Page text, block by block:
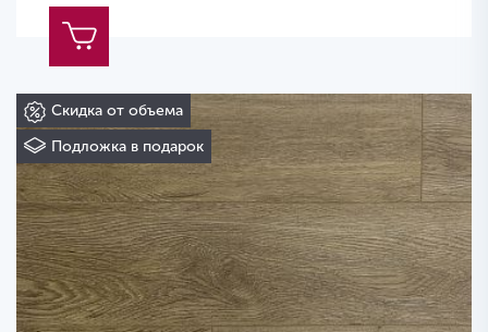
Скидка от объема
Подложка в подарок